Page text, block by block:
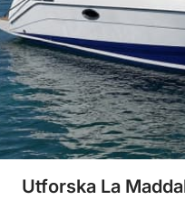
Utforska La